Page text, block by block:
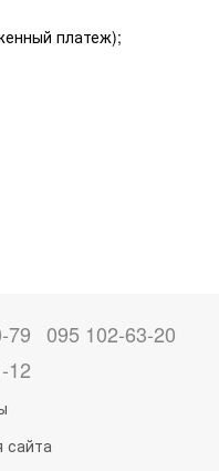
платеж);
79 095 102-63-20
12
сайта